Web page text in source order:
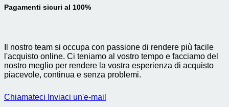
Pagamenti sicuri al 100%
Il nostro team si occupa con passione di rendere più facile
l'acquisto online. Ci teniamo al vostro tempo e facciamo del
nostro meglio per rendere la vostra esperienza di acquisto
piacevole, continua e senza problemi.
Chiamateci Inviaci un'e-mail